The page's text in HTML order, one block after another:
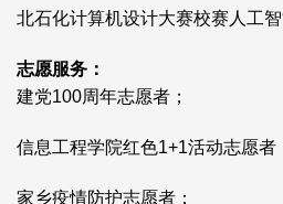
北石化计算机设计大赛校赛人工智
志愿服务：
建党100周年志愿者；
信息工程学院红色1+1活动志愿者
家乡疫情防护志愿者；